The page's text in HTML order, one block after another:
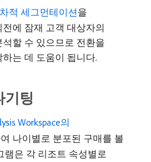
적 세그먼테이션을
에 잠재 고객 대상자의
할 수 있으므로 전환을
는 데 도움이 됩니다.
기팅
Workspace의
나이별로 분포된 구매를 볼
램은 각 리조트 속성별로